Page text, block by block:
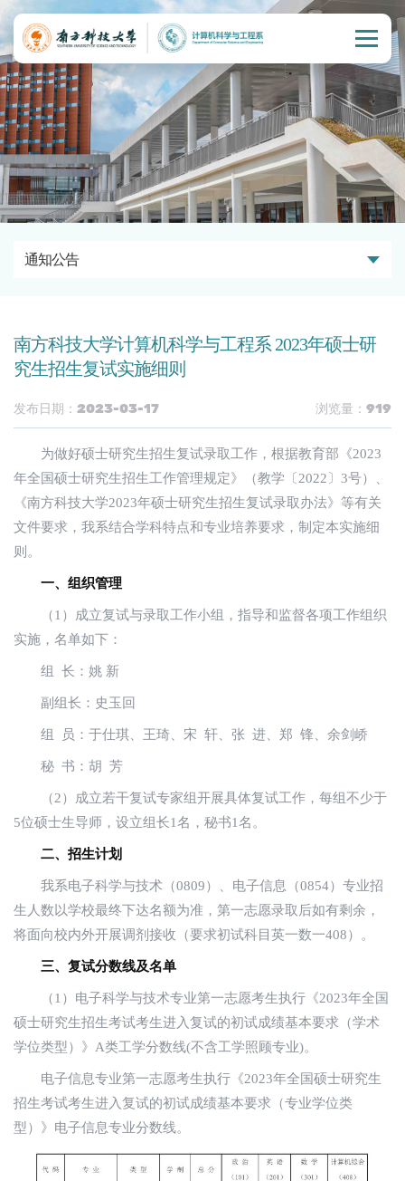
通知公告
南方科技大学计算机科学与工程系 2023年硕士研
究生招生复试实施细则
发布日期：2023-03-17 浏览量：919
为做好硕士研究生招生复试录取工作，根据教育部《2023
年全国硕士研究生招生工作管理规定》（教学〔2022〕3号）、
《南方科技大学2023年硕士研究生招生复试录取办法》等有关
文件要求，我系结合学科特点和专业培养要求，制定本实施细
则。
一、组织管理
（1）成立复试与录取工作小组，指导和监督各项工作组织
实施，名单如下：
组 长：姚 新
副组长：史玉回
组 员：于仕琪、王琦、宋 轩、张 进、郑 锋、余剑峤
秘 书：胡 芳
（2）成立若干复试专家组开展具体复试工作，每组不少于
5位硕士生导师，设立组长1名，秘书1名。
二、招生计划
我系电子科学与技术（0809）、电子信息（0854）专业招
生人数以学校最终下达名额为准，第一志愿录取后如有剩余，
将面向校内外开展调剂接收（要求初试科目英一数一408）。
三、复试分数线及名单
（1）电子科学与技术专业第一志愿考生执行《2023年全国
硕士研究生招生考试考生进入复试的初试成绩基本要求（学术
学位类型）》A类工学分数线(不含工学照顾专业)。
电子信息专业第一志愿考生执行《2023年全国硕士研究生
招生考试考生进入复试的初试成绩基本要求（专业学位类
型）》电子信息专业分数线。